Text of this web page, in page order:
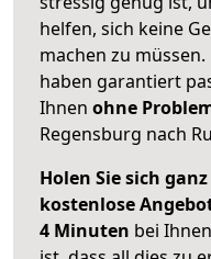
helfen, sich keine
machen zu
haben garantiert
Ihnen ohne
Regensburg nach
Holen Sie sich
kostenlose
4 Minuten bei